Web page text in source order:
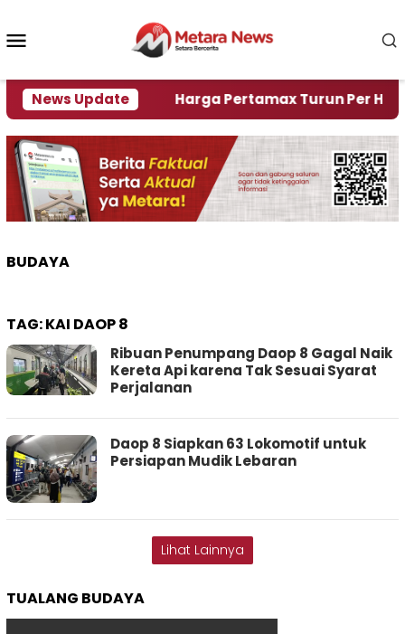
konten
News Update
Krisi Air Harga Pertamax Turun Per Hari Ini,
BUDAYA
TAG:KAI DAOP 8
Ribuan Penumpang Daop 8 Gagal Naik
Kereta Api karena Tak Sesuai Syarat
Perjalanan
Daop 8 Siapkan 63 Lokomotif untuk
Persiapan Mudik Lebaran
Lihat Lainnya
TUALANG BUDAYA